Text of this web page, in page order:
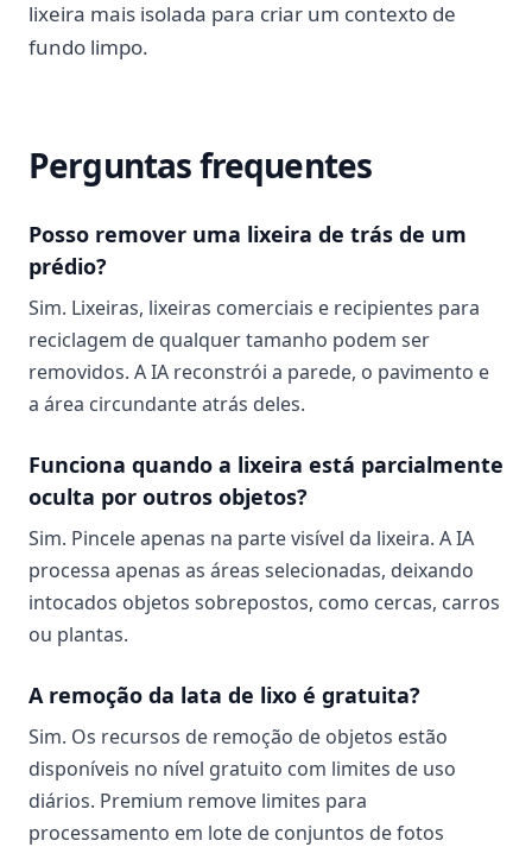
lixeira mais isolada para criar um contexto de
fundo limpo.
Perguntas frequentes
Posso remover uma lixeira de trás de um
prédio?
Sim. Lixeiras, lixeiras comerciais e recipientes para
reciclagem de qualquer tamanho podem ser
removidos. A IA reconstrói a parede, o pavimento e
a área circundante atrás deles.
Funciona quando a lixeira está parcialmente
oculta por outros objetos?
Sim. Pincele apenas na parte visível da lixeira. A IA
processa apenas as áreas selecionadas, deixando
intocados objetos sobrepostos, como cercas, carros
ou plantas.
A remoção da lata de lixo é gratuita?
Sim. Os recursos de remoção de objetos estão
disponíveis no nível gratuito com limites de uso
diários. Premium remove limites para
processamento em lote de conjuntos de fotos